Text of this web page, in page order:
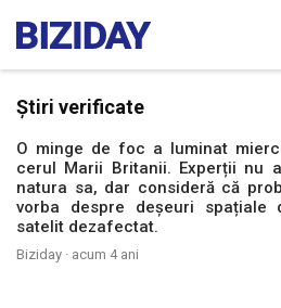
Știri verificate
O minge de foc a luminat
cerul Marii Britanii. Experții nu
natura sa, dar consideră că
vorba despre deșeuri spațiale
satelit dezafectat.
Biziday · acum 4 ani